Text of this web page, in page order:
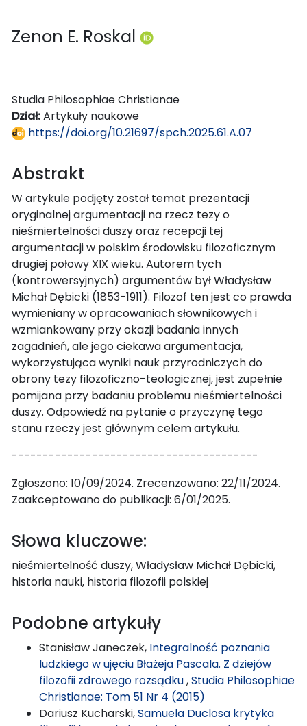
Zenon E. Roskal
Studia Philosophiae Christianae
Dział:Artykuły naukowe
https://doi.org/10.21697/spch.2025.61.A.07
Abstrakt
W artykule podjęty został temat prezentacji
oryginalnej argumentacji na rzecz tezy o
nieśmiertelności duszy oraz recepcji tej
argumentacji w polskim środowisku filozoficznym
drugiej połowy XIX wieku. Autorem tych
(kontrowersyjnych) argumentów był Władysław
Michał Dębicki (1853-1911). Filozof ten jest co prawda
wymieniany w opracowaniach słownikowych i
wzmiankowany przy okazji badania innych
zagadnień, ale jego ciekawa argumentacja,
wykorzystująca wyniki nauk przyrodniczych do
obrony tezy filozoficzno-teologicznej, jest zupełnie
pomijana przy badaniu problemu nieśmiertelności
duszy. Odpowiedź na pytanie o przyczynę tego
stanu rzeczy jest głównym celem artykułu.
----------------------------------------
Zgłoszono: 10/09/2024. Zrecenzowano: 22/11/2024.
Zaakceptowano do publikacji: 6/01/2025.
Słowa kluczowe:
nieśmiertelność duszy, Władysław Michał Dębicki,
historia nauki, historia filozofii polskiej
Podobne artykuły
Stanisław Janeczek, Integralność poznania
ludzkiego w ujęciu Błażeja Pascala. Z dziejów
filozofii zdrowego rozsądku,Studia Philosophiae
Christianae: Tom 51 Nr 4 (2015)
Dariusz Kucharski,Samuela Duclosa krytyka